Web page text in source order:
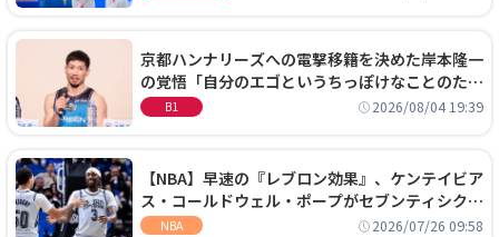
京都ハンナリーズへの電撃移籍を決めた岸本隆一
の覚悟「自分のエゴというちっぽけなことのため
に、京都に来たわけではない」
B1 2026/08/04 19:39
【NBA】早速の『レブロン効果』、ケンテイビア
ス・コールドウェル・ポープがセブンティシクサ
ーズに1年契約で加入
NBA 2026/07/26 09:58